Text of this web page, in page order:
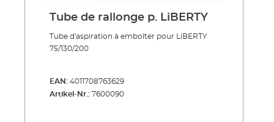
Tube de rallonge p. LiBERTY
Tube d'aspiration à emboîter pour LiBERTY
75/130/200
EAN: 4011708763629
Artikel-Nr.: 7600090